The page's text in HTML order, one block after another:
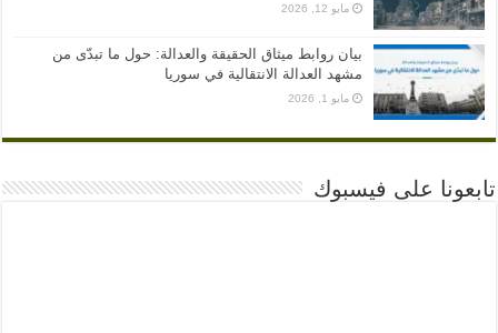
مايو 12, 2026
بيان روابط ميثاق الحقيقة والعدالة: حول ما تبدّى من
مشهد العدالة الانتقالية في سوريا
مايو 1, 2026
تابعونا على فيسبوك